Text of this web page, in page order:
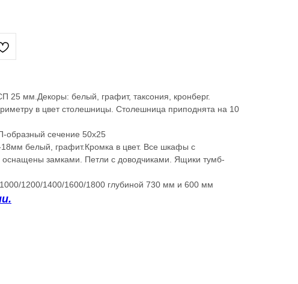
25 мм.Декоры: белый, графит, таксония, кронберг.
в цвет столешницы. Столешница приподнята на 10
образный сечение 50х25
белый, графит.Кромка в цвет. Все шкафы с
замками. Петли с доводчиками. Ящики тумб-
1200/1400/1600/1800 глубиной 730 мм и 600 мм